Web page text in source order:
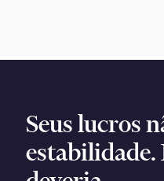
Seus lucros
estabilidade.